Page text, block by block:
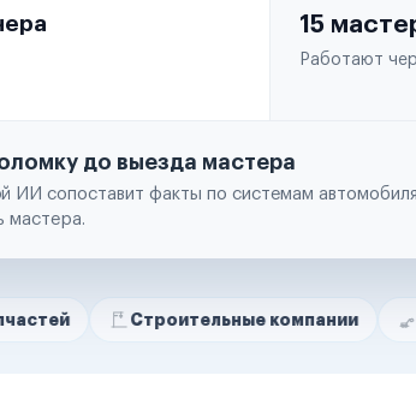
15
Работают
до выезда мастера
ИИ сопоставит факты по системам
мастера.
Строительные компании Аренда